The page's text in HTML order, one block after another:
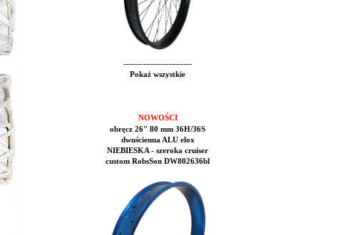
------------------------
Pokaż wszystkie
NOWOŚCI
obręcz 26" 80 mm 36H/36S
dwuścienna ALU elox
NIEBIESKA - szeroka cruiser
custom RobsSon DW802636bl